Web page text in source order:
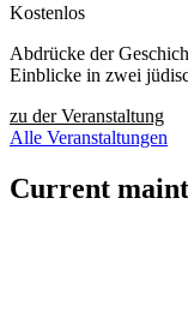
Kostenlos
Abdrücke der
Einblicke in zwei
zu der Veranstaltung
Alle Veranstaltungen
Current